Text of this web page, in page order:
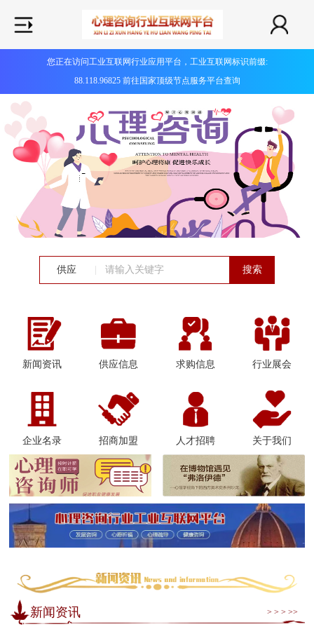
您正在访问工业互联网行业应用平台，工业互联网标识前缀:
88.118.96825 前往国家顶级节点服务平台查询
供应 搜索
新闻资讯 供应信息 求购信息 行业展会
企业名录 招商加盟 人才招聘 关于我们
新闻资讯 > > > >>